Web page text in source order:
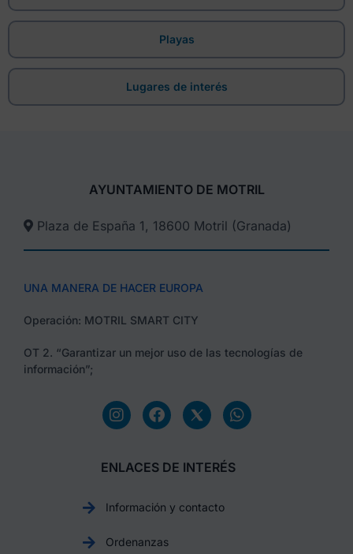
Playas
Lugares de interés
AYUNTAMIENTO DE MOTRIL
Plaza de España 1, 18600 Motril (Granada)​
UNA MANERA DE HACER EUROPA
Operación: MOTRIL SMART CITY
OT 2. “Garantizar un mejor uso de las tecnologías de
información”;
ENLACES DE INTERÉS
Información y contacto
Ordenanzas